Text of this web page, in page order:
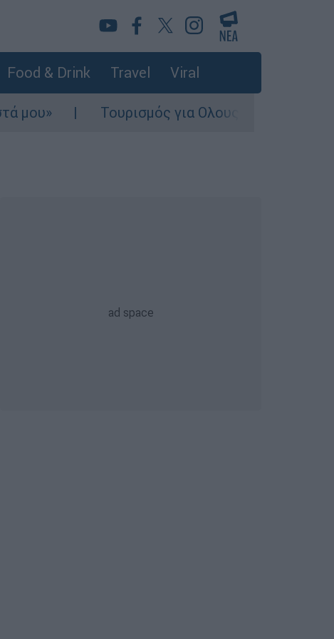
Food & Drink Travel Viral
Τουρισμός για Ολους 2026-2027: Τα SOS